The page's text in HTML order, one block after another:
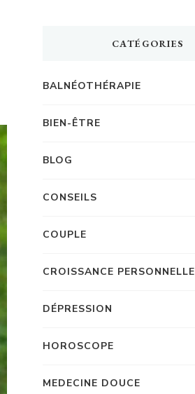
CATÉGORIES
BALNÉOTHÉRAPIE
BIEN-ÊTRE
BLOG
CONSEILS
COUPLE
CROISSANCE PERSONNELLE
DÉPRESSION
HOROSCOPE
MEDECINE DOUCE